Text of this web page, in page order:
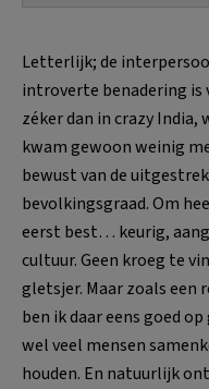
Letterlijk; de
introverte benadering is
zéker dan in crazy India,
kwam gewoon weinig
bewust van de
bevolkingsgraad. Om
eerst best… keurig,
cultuur. Geen kroeg te
gletsjer. Maar zoals
ben ik daar eens goed
wel veel mensen
houden. En natuurlijk